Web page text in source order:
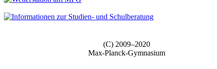
(C) 2009–2020
Max-Planck-Gymnasium